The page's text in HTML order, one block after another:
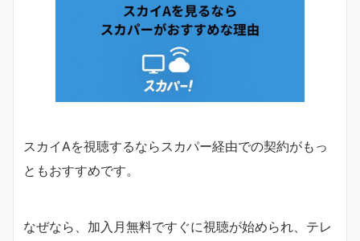
スカイAを視聴するならスカパー経由での契約がもっ
ともおすすめです。
なぜなら、加入月無料ですぐに視聴が始められ、テレ